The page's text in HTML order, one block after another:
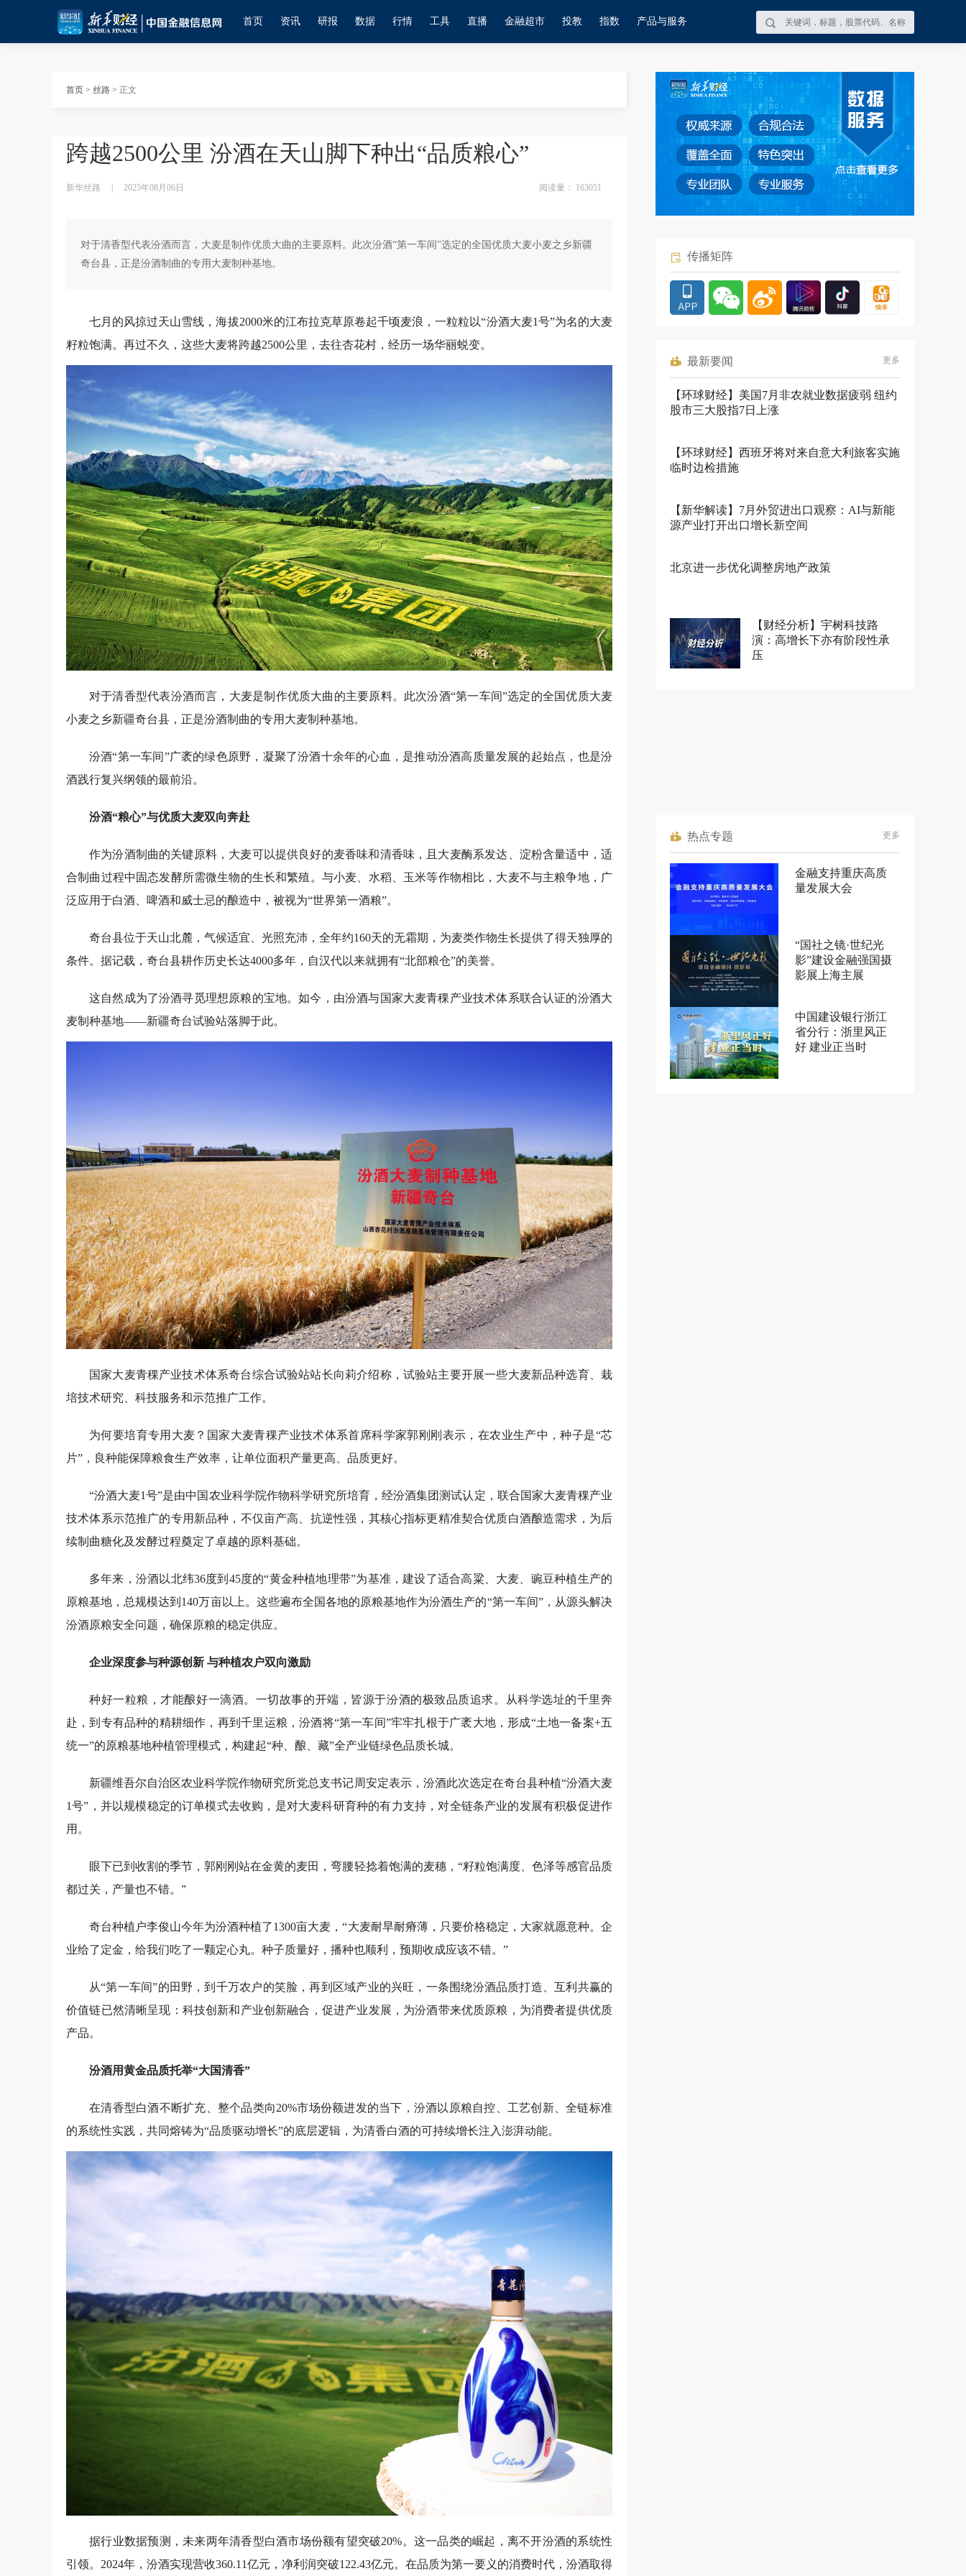
首页 资讯 研报 数据 行情 工具 直播 金融超市 投教 指数 产品与服务
首页 > 丝路 > 正文
跨越2500公里 汾酒在天山脚下种出“品质粮心”
新华丝路 2025年08月06日 阅读量： 163051
对于清香型代表汾酒而言，大麦是制作优质大曲的主要原料。此次汾酒“第一车间”选定的全国优质大麦小麦之乡新疆
奇台县，正是汾酒制曲的专用大麦制种基地。
七月的风掠过天山雪线，海拔2000米的江布拉克草原卷起千顷麦浪，一粒粒以“汾酒大麦1号”为名的大麦
籽粒饱满。再过不久，这些大麦将跨越2500公里，去往杏花村，经历一场华丽蜕变。
对于清香型代表汾酒而言，大麦是制作优质大曲的主要原料。此次汾酒“第一车间”选定的全国优质大麦
小麦之乡新疆奇台县，正是汾酒制曲的专用大麦制种基地。
汾酒“第一车间”广袤的绿色原野，凝聚了汾酒十余年的心血，是推动汾酒高质量发展的起始点，也是汾
酒践行复兴纲领的最前沿。
汾酒“粮心”与优质大麦双向奔赴
作为汾酒制曲的关键原料，大麦可以提供良好的麦香味和清香味，且大麦酶系发达、淀粉含量适中，适
合制曲过程中固态发酵所需微生物的生长和繁殖。与小麦、水稻、玉米等作物相比，大麦不与主粮争地，广
泛应用于白酒、啤酒和威士忌的酿造中，被视为“世界第一酒粮”。
奇台县位于天山北麓，气候适宜、光照充沛，全年约160天的无霜期，为麦类作物生长提供了得天独厚的
条件。据记载，奇台县耕作历史长达4000多年，自汉代以来就拥有“北部粮仓”的美誉。
这自然成为了汾酒寻觅理想原粮的宝地。如今，由汾酒与国家大麦青稞产业技术体系联合认证的汾酒大
麦制种基地——新疆奇台试验站落脚于此。
国家大麦青稞产业技术体系奇台综合试验站站长向莉介绍称，试验站主要开展一些大麦新品种选育、栽
培技术研究、科技服务和示范推广工作。
为何要培育专用大麦？国家大麦青稞产业技术体系首席科学家郭刚刚表示，在农业生产中，种子是“芯
片”，良种能保障粮食生产效率，让单位面积产量更高、品质更好。
“汾酒大麦1号”是由中国农业科学院作物科学研究所培育，经汾酒集团测试认定，联合国家大麦青稞产业
技术体系示范推广的专用新品种，不仅亩产高、抗逆性强，其核心指标更精准契合优质白酒酿造需求，为后
续制曲糖化及发酵过程奠定了卓越的原料基础。
多年来，汾酒以北纬36度到45度的“黄金种植地理带”为基准，建设了适合高粱、大麦、豌豆种植生产的
原粮基地，总规模达到140万亩以上。这些遍布全国各地的原粮基地作为汾酒生产的“第一车间”，从源头解决
汾酒原粮安全问题，确保原粮的稳定供应。
企业深度参与种源创新 与种植农户双向激励
种好一粒粮，才能酿好一滴酒。一切故事的开端，皆源于汾酒的极致品质追求。从科学选址的千里奔
赴，到专有品种的精耕细作，再到千里运粮，汾酒将“第一车间”牢牢扎根于广袤大地，形成“土地一备案+五
统一”的原粮基地种植管理模式，构建起“种、酿、藏”全产业链绿色品质长城。
新疆维吾尔自治区农业科学院作物研究所党总支书记周安定表示，汾酒此次选定在奇台县种植“汾酒大麦
1号”，并以规模稳定的订单模式去收购，是对大麦科研育种的有力支持，对全链条产业的发展有积极促进作
用。
眼下已到收割的季节，郭刚刚站在金黄的麦田，弯腰轻捻着饱满的麦穗，“籽粒饱满度、色泽等感官品质
都过关，产量也不错。”
奇台种植户李俊山今年为汾酒种植了1300亩大麦，“大麦耐旱耐瘠薄，只要价格稳定，大家就愿意种。企
业给了定金，给我们吃了一颗定心丸。种子质量好，播种也顺利，预期收成应该不错。”
从“第一车间”的田野，到千万农户的笑脸，再到区域产业的兴旺，一条围绕汾酒品质打造、互利共赢的
价值链已然清晰呈现：科技创新和产业创新融合，促进产业发展，为汾酒带来优质原粮，为消费者提供优质
产品。
汾酒用黄金品质托举“大国清香”
在清香型白酒不断扩充、整个品类向20%市场份额进发的当下，汾酒以原粮自控、工艺创新、全链标准
的系统性实践，共同熔铸为“品质驱动增长”的底层逻辑，为清香白酒的可持续增长注入澎湃动能。
据行业数据预测，未来两年清香型白酒市场份额有望突破20%。这一品类的崛起，离不开汾酒的系统性
引领。2024年，汾酒实现营收360.11亿元，净利润突破122.43亿元。在品质为第一要义的消费时代，汾酒取得
传播矩阵
最新要闻 更多
【环球财经】美国7月非农就业数据疲弱 纽约
股市三大股指7日上涨
【环球财经】西班牙将对来自意大利旅客实施
临时边检措施
【新华解读】7月外贸进出口观察：AI与新能
源产业打开出口增长新空间
北京进一步优化调整房地产政策
【财经分析】宇树科技路
演：高增长下亦有阶段性承
压
热点专题 更多
金融支持重庆高质
量发展大会
“国社之镜·世纪光
影”建设金融强国摄
影展上海主展
中国建设银行浙江
省分行：浙里风正
好 建业正当时